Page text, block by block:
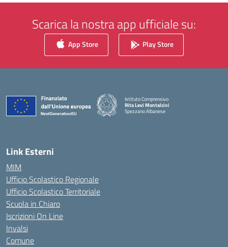
Scarica la nostra app ufficiale su:
App Store Play Store
Istituto Comprensivo
Rita Levi Montalcini
Spezzano Albanese
— Visita la pagina iniziale della scuola
Link Esterni
MIM
Ufficio Scolastico Regionale
Ufficio Scolastico Territoriale
Scuola in Chiaro
Iscrizioni On Line
Invalsi
Comune